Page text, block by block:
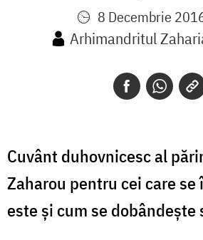
8 Decembrie
Arhimandritul
Cuvânt duhovnicesc al
Zaharou pentru cei care se
este și cum se dobândește